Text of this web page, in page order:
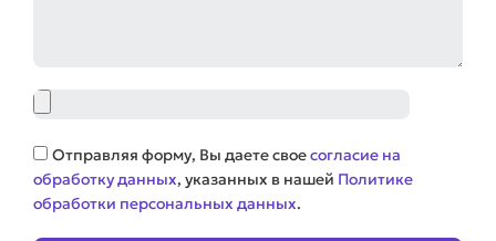
Файл
Соглашение
Отправляя форму, Вы даете своесогласие на
обработку данных, указанных в нашей Политике
обработки персональных данных.